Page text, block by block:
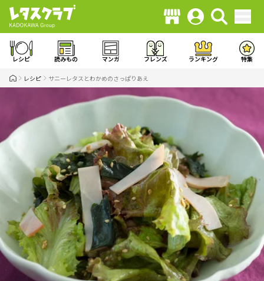
レシピ 読みもの マンガ フレンズ ランキング 特集
レシピ サニーレタスとわかめのさっぱりあえ